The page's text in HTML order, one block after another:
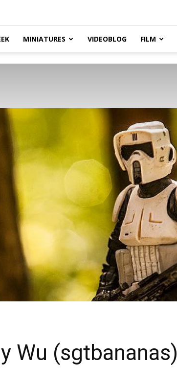
MINIATURES VIDEOBLOG FILM
Wu (sgtbananas)